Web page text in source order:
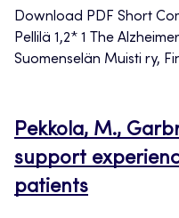
Download PDF Short
Pellilä 1,2* 1 The
Suomenselän Muisti ry,
Pekkola, M.,
support
patients